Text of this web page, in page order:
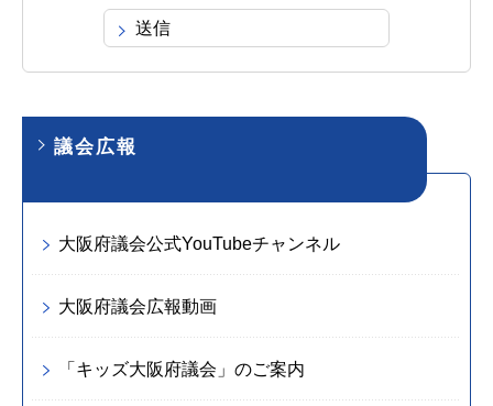
議会広報
大阪府議会公式YouTubeチャンネル
大阪府議会広報動画
「キッズ大阪府議会」のご案内